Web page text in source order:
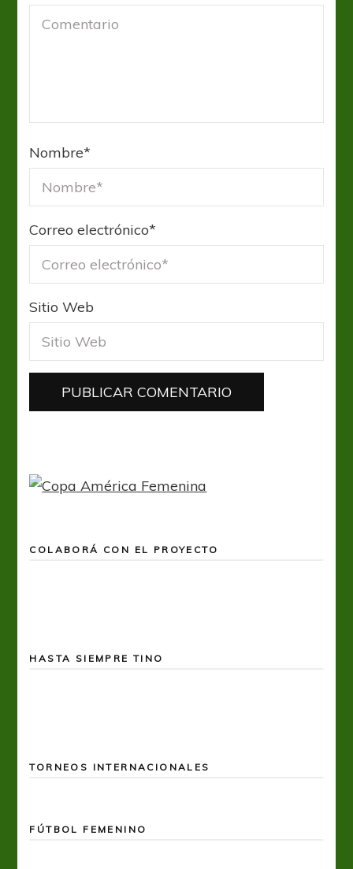
Nombre*
Correo electrónico*
Sitio Web
COLABORÁ CON EL PROYECTO
HASTA SIEMPRE TINO
TORNEOS INTERNACIONALES
FÚTBOL FEMENINO